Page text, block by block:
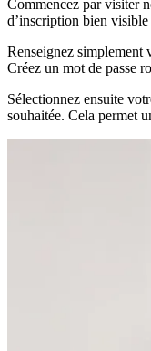
Commencez par visiter
d’inscription bien visible
Renseignez simplement
Créez un mot de passe
Sélectionnez ensuite
souhaitée. Cela permet